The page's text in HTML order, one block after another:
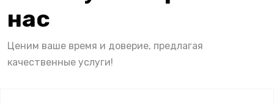
нас
Ценим ваше время и доверие, предлагая
качественные услуги!